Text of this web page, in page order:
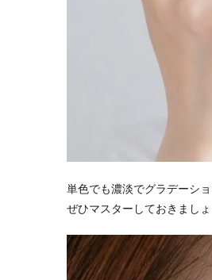
単色でも濃淡でグラデーシ
ぜひマスターしておきましょ